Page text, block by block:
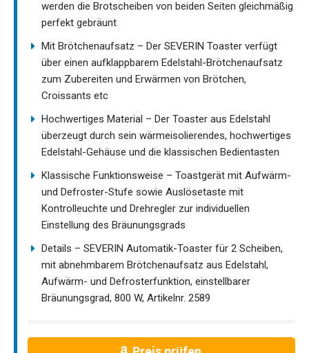
werden die Brotscheiben von beiden Seiten gleichmäßig
perfekt gebräunt
Mit Brötchenaufsatz – Der SEVERIN Toaster verfügt
über einen aufklappbarem Edelstahl-Brötchenaufsatz
zum Zubereiten und Erwärmen von Brötchen,
Croissants etc
Hochwertiges Material – Der Toaster aus Edelstahl
überzeugt durch sein wärmeisolierendes, hochwertiges
Edelstahl-Gehäuse und die klassischen Bedientasten
Klassische Funktionsweise – Toastgerät mit Aufwärm-
und Defroster-Stufe sowie Auslösetaste mit
Kontrolleuchte und Drehregler zur individuellen
Einstellung des Bräunungsgrads
Details – SEVERIN Automatik-Toaster für 2 Scheiben,
mit abnehmbarem Brötchenaufsatz aus Edelstahl,
Aufwärm- und Defrosterfunktion, einstellbarer
Bräunungsgrad, 800 W, Artikelnr. 2589